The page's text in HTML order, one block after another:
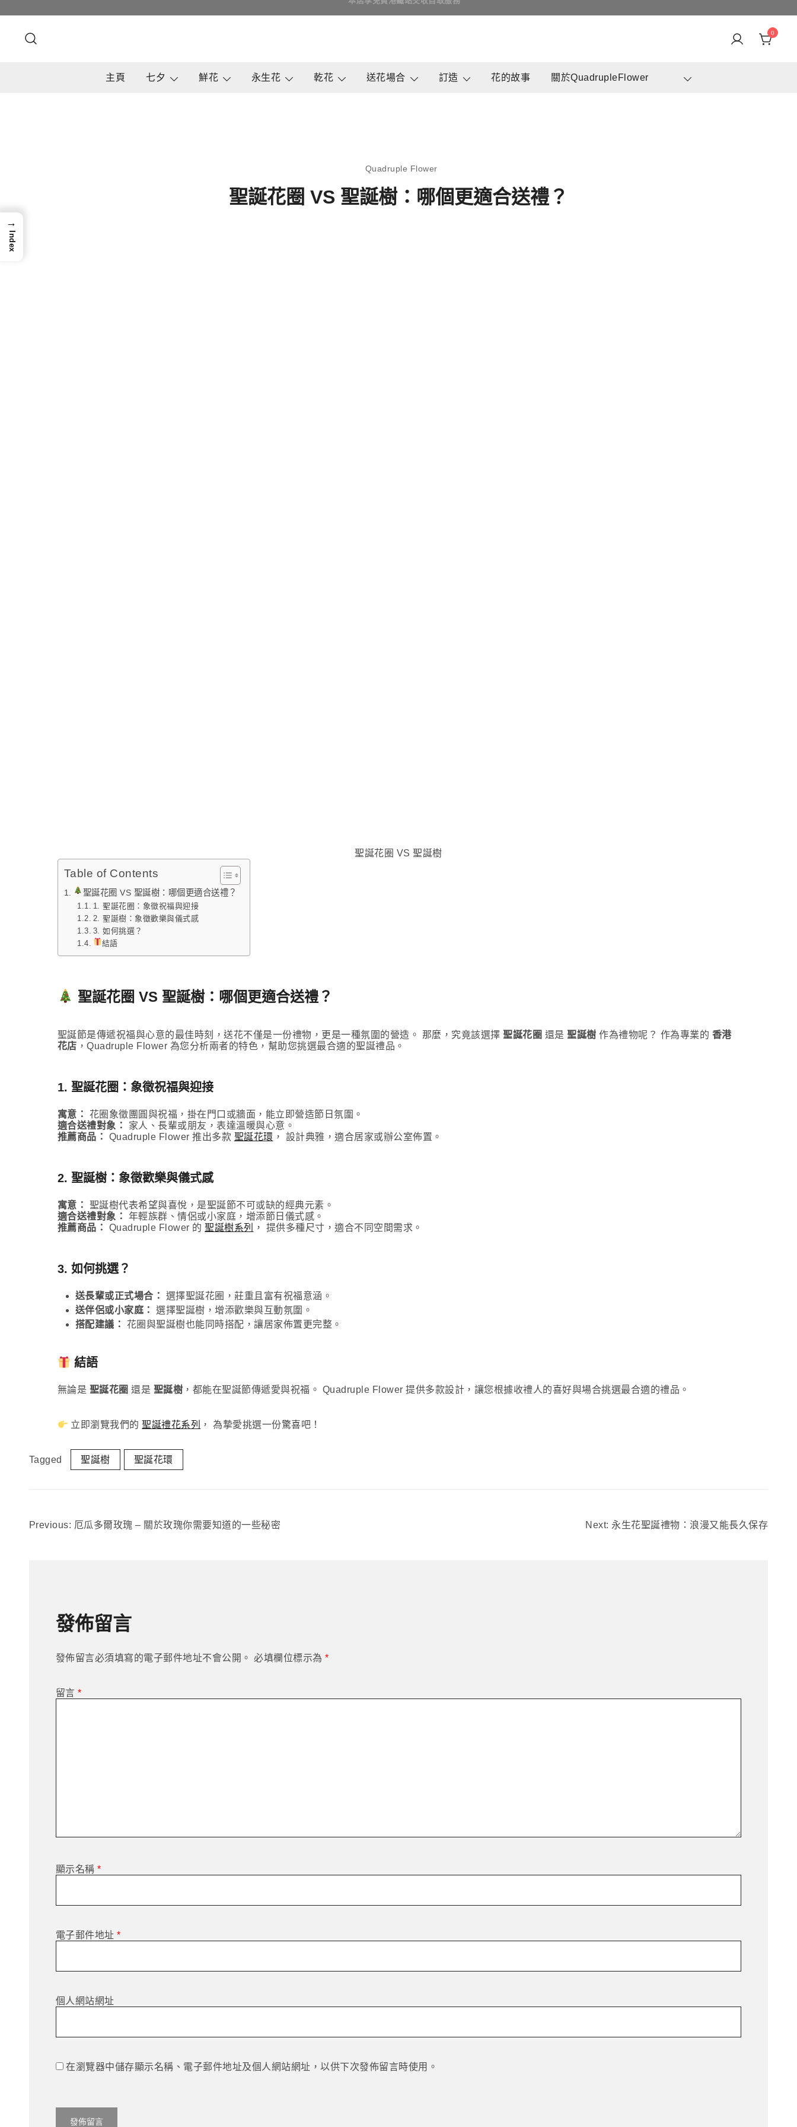
to
QuadrupleFlower 啟德新蒲崗花店 | 香港花店推介 | 即日送花服務、鮮花花束及花籃
0
主頁 七夕 鮮花 永生花 乾花 送花場合 訂造 花的故事 關於QuadrupleFlower
Quadruple Flower
聖誕花圈 VS 聖誕樹：哪個更適合送禮？
聖誕花圈 VS 聖誕樹
Table of Contents
聖誕花圈 VS 聖誕樹：哪個更適合送禮？
1. 聖誕花圈：象徵祝福與迎接
2. 聖誕樹：象徵歡樂與儀式感
3. 如何挑選？
結語
聖誕花圈 VS 聖誕樹：哪個更適合送禮？
聖誕節是傳遞祝福與心意的最佳時刻，送花不僅是一份禮物，更是一種氛圍的營造。 那麼，究竟該選擇聖誕花圈 還是聖誕樹 作為禮物呢？ 作為專業的 香港
花店 ，Quadruple Flower 為您分析兩者的特色，幫助您挑選最合適的聖誕禮品。
1. 聖誕花圈：象徵祝福與迎接
寓意：
花圈象徵團圓與祝福，掛在門口或牆面，能立即營造節日氛圍。
適合送禮對象：
家人、長輩或朋友，表達溫暖與心意。
推薦商品：
Quadruple Flower 推出多款 聖誕花環 ， 設計典雅，適合居家或辦公室佈置。
2. 聖誕樹：象徵歡樂與儀式感
寓意：
聖誕樹代表希望與喜悅，是聖誕節不可或缺的經典元素。
適合送禮對象：
年輕族群、情侶或小家庭，增添節日儀式感。
推薦商品：
Quadruple Flower 的聖誕樹系列 ， 提供多種尺寸，適合不同空間需求。
3. 如何挑選？
送長輩或正式場合：
選擇聖誕花圈，莊重且富有祝福意涵。
送伴侶或小家庭：
選擇聖誕樹，增添歡樂與互動氛圍。
搭配建議：
花圈與聖誕樹也能同時搭配，讓居家佈置更完整。
結語
無論是 聖誕花圈 還是 聖誕樹 ，都能在聖誕節傳遞愛與祝福。 Quadruple Flower 提供多款設計，讓您根據收禮人的喜好與場合挑選最合適的禮品。
立即瀏覽我們的聖誕禮花系列 ， 為摯愛挑選一份驚喜吧！
Tagged 聖誕樹 聖誕花環
導
Previous: 厄瓜多爾玫瑰 – 關於玫瑰你需要知道的一些秘密 Next: 永生花聖誕禮物：浪漫又能長久保存
發佈留言
發佈留言必須填寫的電子郵件地址不會公開。 必填欄位標示為*
留言*
顯示名稱*
電子郵件地址*
個人網站網址
在瀏覽器中儲存顯示名稱、電子郵件地址及個人網站網址，以供下次發佈留言時使用。
→
Index